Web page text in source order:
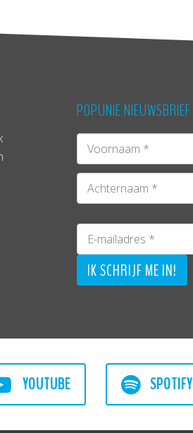
POPUNIE NIEUWSBRIEF
YOUTUBE SPOTIFY